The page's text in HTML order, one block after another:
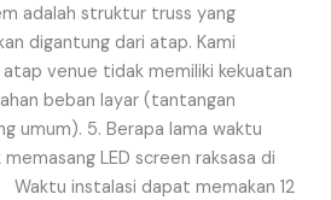
adalah struktur truss yang
digantung dari atap. Kami
venue tidak memiliki kekuatan
beban layar (tantangan
umum). 5. Berapa lama waktu
LED screen raksasa di
instalasi dapat memakan 12